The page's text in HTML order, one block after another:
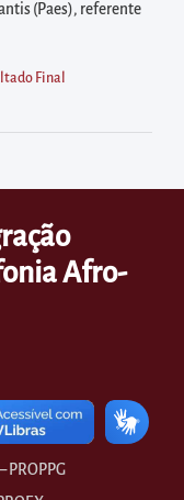
(Paes), referente
Final
Afro-
PROPPG